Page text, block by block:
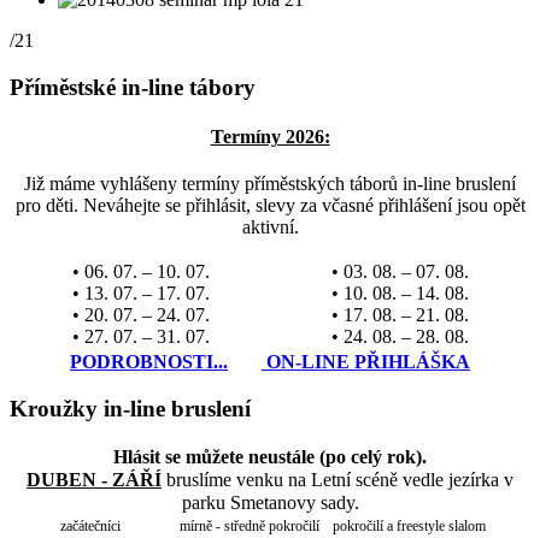
/21
Příměstské in-line tábory
Termíny 2026:
Již máme vyhlášeny termíny příměstských táborů in-line bruslení
pro děti. Neváhejte se přihlásit, slevy za včasné přihlášení jsou opět
aktivní.
• 06. 07. – 10. 07.
• 13. 07. – 17. 07.
• 20. 07. – 24. 07.
• 27. 07. – 31. 07.
• 03. 08. – 07. 08.
• 10. 08. – 14. 08.
• 17. 08. – 21. 08.
• 24. 08. – 28. 08.
PODROBNOSTI...
ON-LINE PŘIHLÁŠKA
Kroužky in-line bruslení
Hlásit se můžete neustále (po celý rok).
DUBEN - ZÁŘÍ bruslíme venku na Letní scéně vedle jezírka v
parku Smetanovy sady.
začátečníci mírně - středně pokročilí
pokročilí a freestyle slalom